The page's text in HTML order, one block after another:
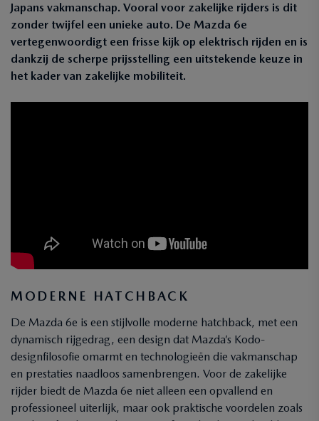
Japans vakmanschap. Vooral voor zakelijke rijders is dit
zonder twijfel een unieke auto. De Mazda 6e
vertegenwoordigt een frisse kijk op elektrisch rijden en is
dankzij de scherpe prijsstelling een uitstekende keuze in
het kader van zakelijke mobiliteit.
MODERNE HATCHBACK
De Mazda 6e is een stijlvolle moderne hatchback, met een
dynamisch rijgedrag, een design dat Mazda’s Kodo-
designfilosofie omarmt en technologieën die vakmanschap
en prestaties naadloos samenbrengen. Voor de zakelijke
rijder biedt de Mazda 6e niet alleen een opvallend en
professioneel uiterlijk, maar ook praktische voordelen zoals